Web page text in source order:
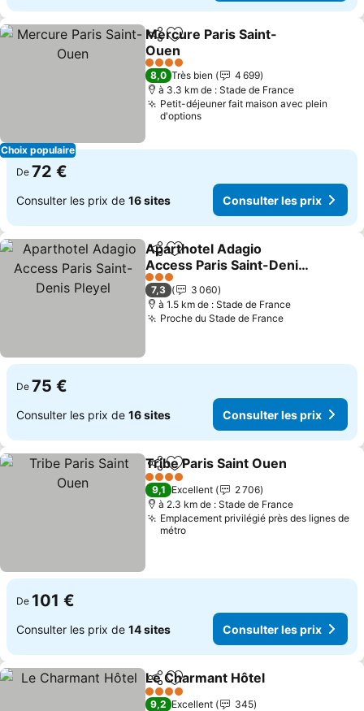
Choix populaire
PartagerAjouter à mes favoris
Mercure Paris Saint-
Ouen
4 Étoiles
8,0 Très bien
4 699
à 3.3 km de : Stade de France
Petit-déjeuner fait maison avec plein
d'options
De 72 €
Consulter les prix de 16 sites Consulter les prix
PartagerAjouter à mes favoris
Aparthotel Adagio
Access Paris Saint-Denis
Pleyel
3 Étoiles
7,3
3 060
à 1.5 km de : Stade de France
Proche du Stade de France
De 75 €
Consulter les prix de 16 sites Consulter les prix
PartagerAjouter à mes favoris
Tribe Paris Saint Ouen
4 Étoiles
9,1 Excellent
2 706
à 2.3 km de : Stade de France
Emplacement privilégié près des lignes de
métro
De 101 €
Consulter les prix de 14 sites Consulter les prix
PartagerAjouter à mes favoris
Le Charmant Hôtel
4 Étoiles
9,2 Excellent
345